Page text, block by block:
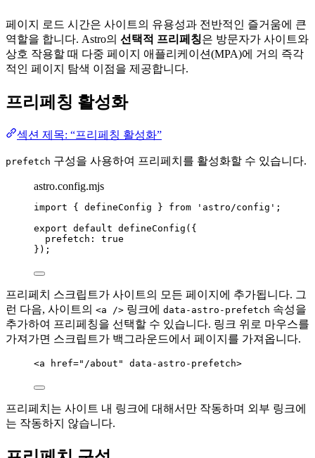
페이지 로드 시간은 사이트의 유용성과 전반적인 즐거움에 큰
역할을 합니다. Astro의 선택적 프리페칭은 방문자가 사이트와
상호 작용할 때 다중 페이지 애플리케이션(MPA)에 거의 즉각
적인 페이지 탐색 이점을 제공합니다.
프리페칭 활성화
섹션 제목: “프리페칭 활성화”
prefetch 구성을 사용하여 프리페치를 활성화할 수 있습니다.
astro.config.mjs
import { defineConfig } from ' astro/config ' ;
export default defineConfig ({
prefetch: true
});
프리페치 스크립트가 사이트의 모든 페이지에 추가됩니다. 그
런 다음, 사이트의 <a /> 링크에 data-astro-prefetch 속성을
추가하여 프리페칭을 선택할 수 있습니다. 링크 위로 마우스를
가져가면 스크립트가 백그라운드에서 페이지를 가져옵니다.
<a href=" /about " data-astro-prefetch>
프리페치는 사이트 내 링크에 대해서만 작동하며 외부 링크에
는 작동하지 않습니다.